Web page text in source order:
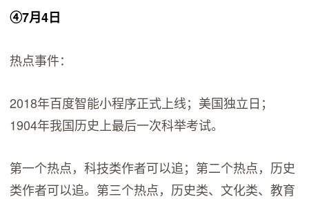
④7月4日
热点事件：
2018年百度智能小程序正式上线；美国独立日；
1904年我国历史上最后一次科举考试。
第一个热点，科技类作者可以追；第二个热点，历史
类作者可以追。第三个热点，历史类、文化类、教育